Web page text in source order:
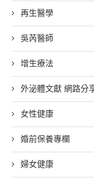
再生醫學
吳芮醫師
增生療法
外泌體文獻 網路分
女性健康
婚前保養專欄
婦女健康